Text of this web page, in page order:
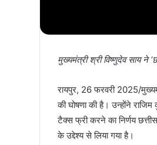
मुख्यमंत्री श्री विष्णुदेव साय ने
रायपुर, 26 फरवरी 2025/
की घोषणा की है। उन्होंने
टैक्स फ्री करने का निर्णय
के उद्देश्य से लिया गया है।